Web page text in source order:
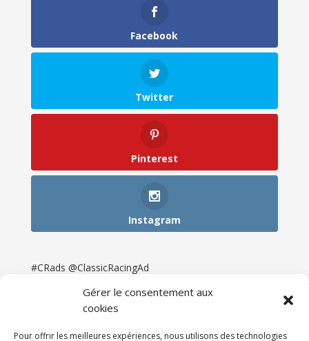
Gérer le consentement aux
cookies
Pour offrir les meilleures expériences, nous utilisons des technologies
Facebook
Twitter
Pinterest
Instagram
#CRads @ClassicRacingAd